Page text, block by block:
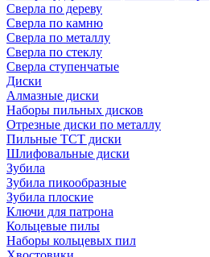
Сверла по дереву
Сверла по камню
Сверла по металлу
Сверла по стеклу
Сверла ступенчатые
Диски
Алмазные диски
Наборы пильных дисков
Отрезные диски по металлу
Пильные TCT диски
Шлифовальные диски
Зубила
Зубила пикообразные
Зубила плоские
Ключи для патрона
Кольцевые пилы
Наборы кольцевых пил